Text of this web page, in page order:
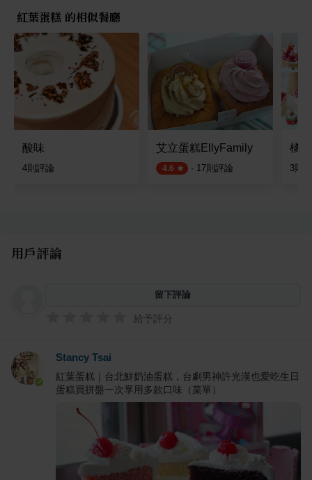
紅葉蛋糕 的相似餐廳
酸味
4則評論
艾立蛋糕EllyFamily
4.6 · 17則評論
橘
3則
用戶評論
留下評論
給予評分
Stancy Tsai
紅葉蛋糕｜台北鮮奶油蛋糕，台劇男神許光漢也愛吃生日
蛋糕買拼盤一次享用多款口味（菜單）